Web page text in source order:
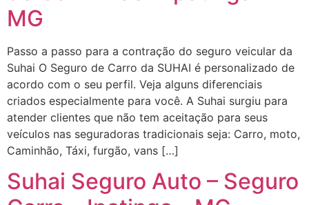
MG
Passo a passo para a contração do seguro veicular da
Suhai O Seguro de Carro da SUHAI é personalizado de
acordo com o seu perfil. Veja alguns diferenciais
criados especialmente para você. A Suhai surgiu para
atender clientes que não tem aceitação para seus
veículos nas seguradoras tradicionais seja: Carro, moto,
Caminhão, Táxi, furgão, vans […]
Suhai Seguro Auto – Seguro